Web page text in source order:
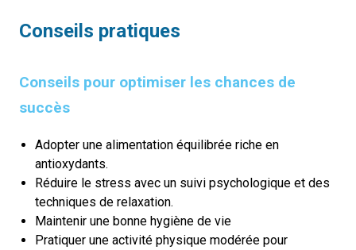
Conseils pratiques
Conseils pour optimiser les chances de
succès
Adopter une alimentation équilibrée riche en
antioxydants.
Réduire le stress avec un suivi psychologique et des
techniques de relaxation.
Maintenir une bonne hygiène de vie
Pratiquer une activité physique modérée pour